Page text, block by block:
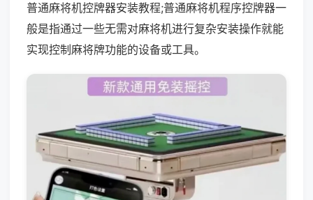
普通麻将机控牌器安装教程;普通麻将机程序控牌器一
般是指通过一些无需对麻将机进行复杂安装操作就能
实现控制麻将牌功能的设备或工具。